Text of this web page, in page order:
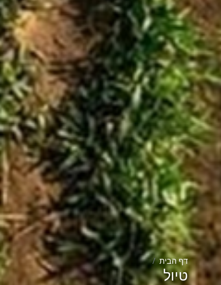
דף הבית
טיול